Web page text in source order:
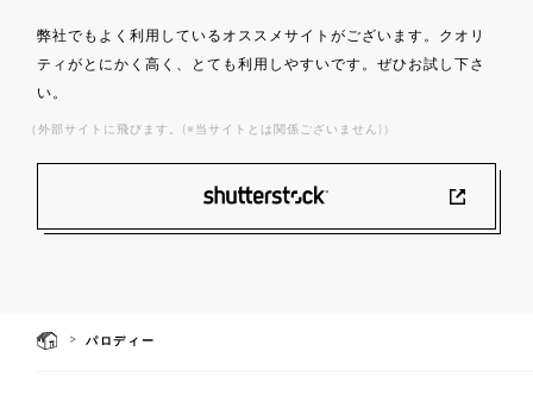
弊社でもよく利用しているオススメサイトがございます。クオリ
ティがとにかく高く、とても利用しやすいです。ぜひお試し下さ
い。
（外部サイトに飛びます。(※当サイトとは関係ございません)）
> パロディー